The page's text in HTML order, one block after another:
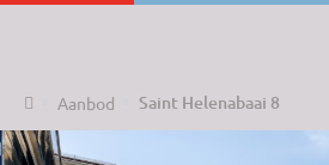
HomeAanbod Saint Helenabaai 8